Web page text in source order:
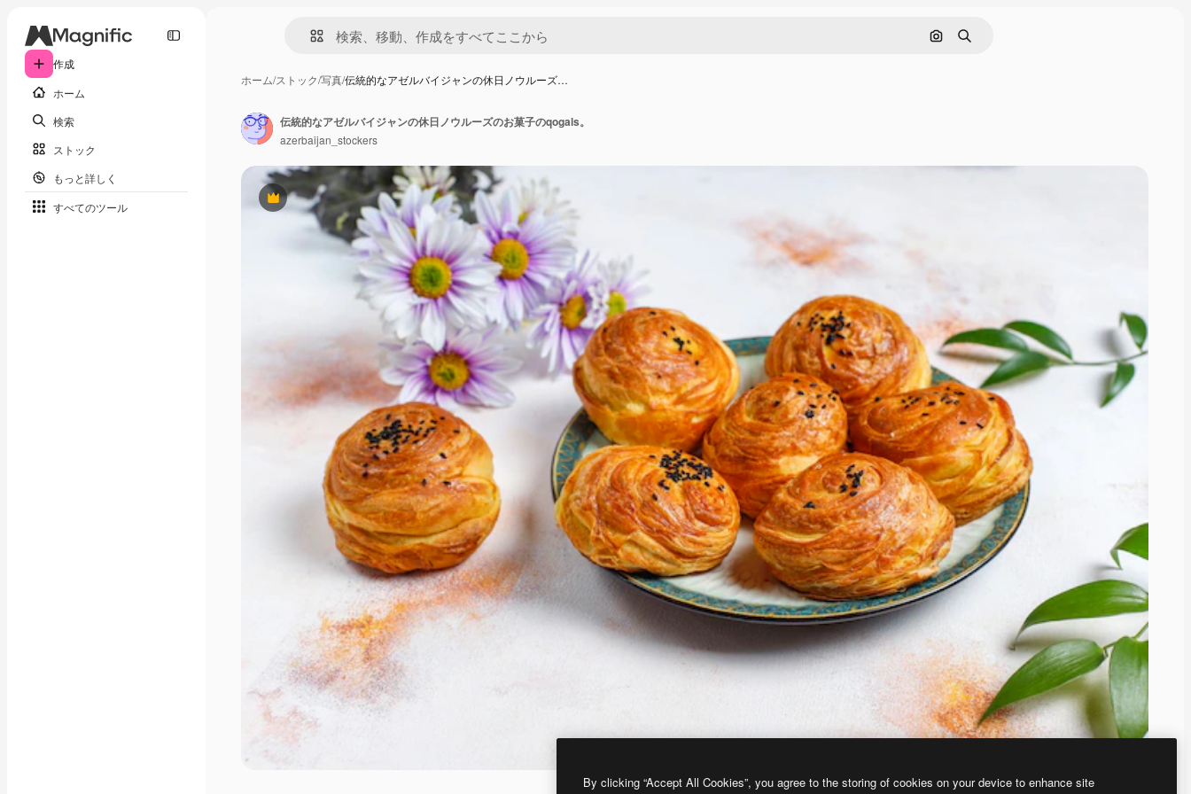
作成
ホーム
検索
ストック
もっと詳しく
すべてのツール
画像で検索
検索
ホーム/ストック/写真/伝統的なアゼルバイジャンの休日ノウルーズ…
Premium
伝統的なアゼルバイジャンの休日ノウルーズのお菓子のqogals。
azerbaijan_stockers
By clicking “Accept All Cookies”, you agree to the storing of cookies on your device to enhance site